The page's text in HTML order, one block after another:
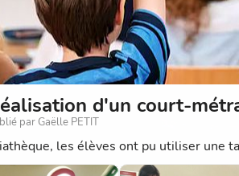
d'un court-
par Gaëlle PETIT
les élèves ont pu utiliser une